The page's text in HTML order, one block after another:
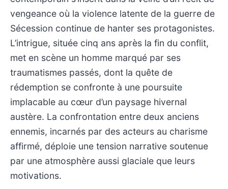
vengeance où la violence latente de la guerre de
Sécession continue de hanter ses protagonistes.
L’intrigue, située cinq ans après la fin du conflit,
met en scène un homme marqué par ses
traumatismes passés, dont la quête de
rédemption se confronte à une poursuite
implacable au cœur d’un paysage hivernal
austère. La confrontation entre deux anciens
ennemis, incarnés par des acteurs au charisme
affirmé, déploie une tension narrative soutenue
par une atmosphère aussi glaciale que leurs
motivations.